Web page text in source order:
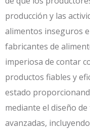
producción y las
alimentos inseguros
fabricantes de
imperiosa de contar
productos fiables y
estado
mediante el diseño
avanzadas,